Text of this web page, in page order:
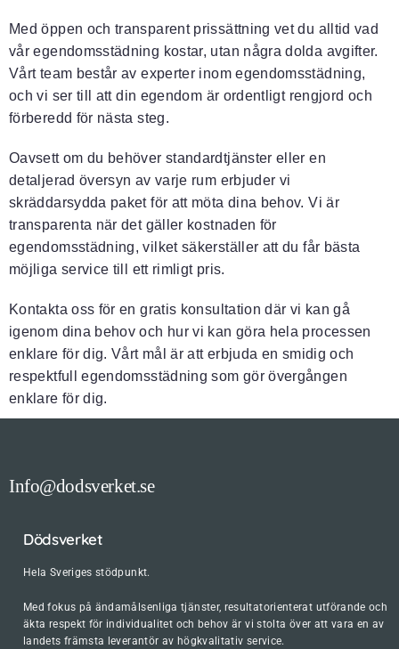
Med öppen och transparent prissättning vet du alltid vad
vår egendomsstädning kostar, utan några dolda avgifter.
Vårt team består av experter inom egendomsstädning,
och vi ser till att din egendom är ordentligt rengjord och
förberedd för nästa steg.
Oavsett om du behöver standardtjänster eller en
detaljerad översyn av varje rum erbjuder vi
skräddarsydda paket för att möta dina behov. Vi är
transparenta när det gäller kostnaden för
egendomsstädning, vilket säkerställer att du får bästa
möjliga service till ett rimligt pris.
Kontakta oss för en gratis konsultation där vi kan gå
igenom dina behov och hur vi kan göra hela processen
enklare för dig. Vårt mål är att erbjuda en smidig och
respektfull egendomsstädning som gör övergången
enklare för dig.
Info@dodsverket.se
Dödsverket
Hela Sveriges stödpunkt.
Med fokus på ändamålsenliga tjänster, resultatorienterat utförande och
äkta respekt för individualitet och behov är vi stolta över att vara en av
landets främsta leverantör av högkvalitativ service.